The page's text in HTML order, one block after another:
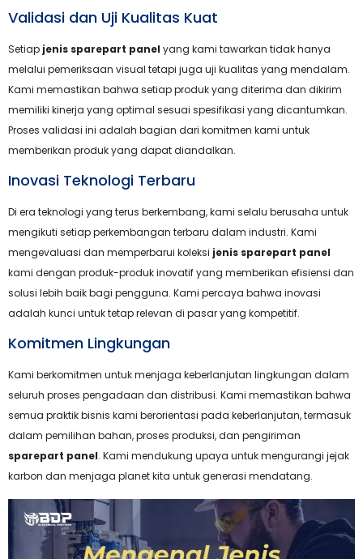
Validasi dan Uji Kualitas Kuat
Setiap jenis sparepart panel yang kami tawarkan tidak hanya
melalui pemeriksaan visual tetapi juga uji kualitas yang mendalam.
Kami memastikan bahwa setiap produk yang diterima dan dikirim
memiliki kinerja yang optimal sesuai spesifikasi yang dicantumkan.
Proses validasi ini adalah bagian dari komitmen kami untuk
memberikan produk yang dapat diandalkan.
Inovasi Teknologi Terbaru
Di era teknologi yang terus berkembang, kami selalu berusaha untuk
mengikuti setiap perkembangan terbaru dalam industri. Kami
mengevaluasi dan memperbarui koleksi jenis sparepart panel
kami dengan produk-produk inovatif yang memberikan efisiensi dan
solusi lebih baik bagi pengguna. Kami percaya bahwa inovasi
adalah kunci untuk tetap relevan di pasar yang kompetitif.
Komitmen Lingkungan
Kami berkomitmen untuk menjaga keberlanjutan lingkungan dalam
seluruh proses pengadaan dan distribusi. Kami memastikan bahwa
semua praktik bisnis kami berorientasi pada keberlanjutan, termasuk
dalam pemilihan bahan, proses produksi, dan pengiriman
sparepart panel. Kami mendukung upaya untuk mengurangi jejak
karbon dan menjaga planet kita untuk generasi mendatang.